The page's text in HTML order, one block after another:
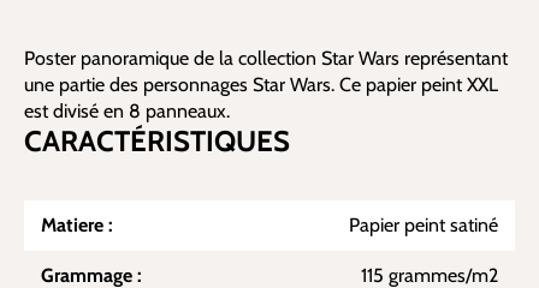
Poster panoramique de la collection Star Wars représentant
une partie des personnages Star Wars. Ce papier peint XXL
est divisé en 8 panneaux.
CARACTÉRISTIQUES
Matiere : Papier peint satiné
Grammage : 115 grammes/m2